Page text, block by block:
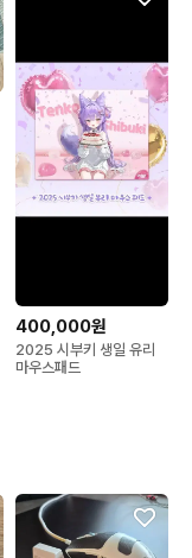
400,000원
2025 시부키 생일 유리
마우스패드